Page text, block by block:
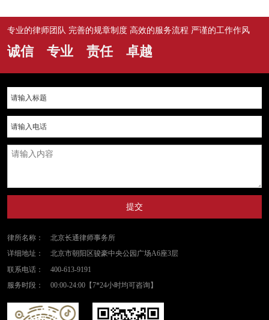
专业的律师团队 完善的规章制度 高效的服务流程 严谨的工作作风
诚信 专业 责任 卓越
提交
律所名称：
北京长通律师事务所
详细地址：
北京市朝阳区骏豪中央公园广场A6座3层
联系电话：
400-613-9191
服务时段：
00:00-24:00【7*24小时均可咨询】